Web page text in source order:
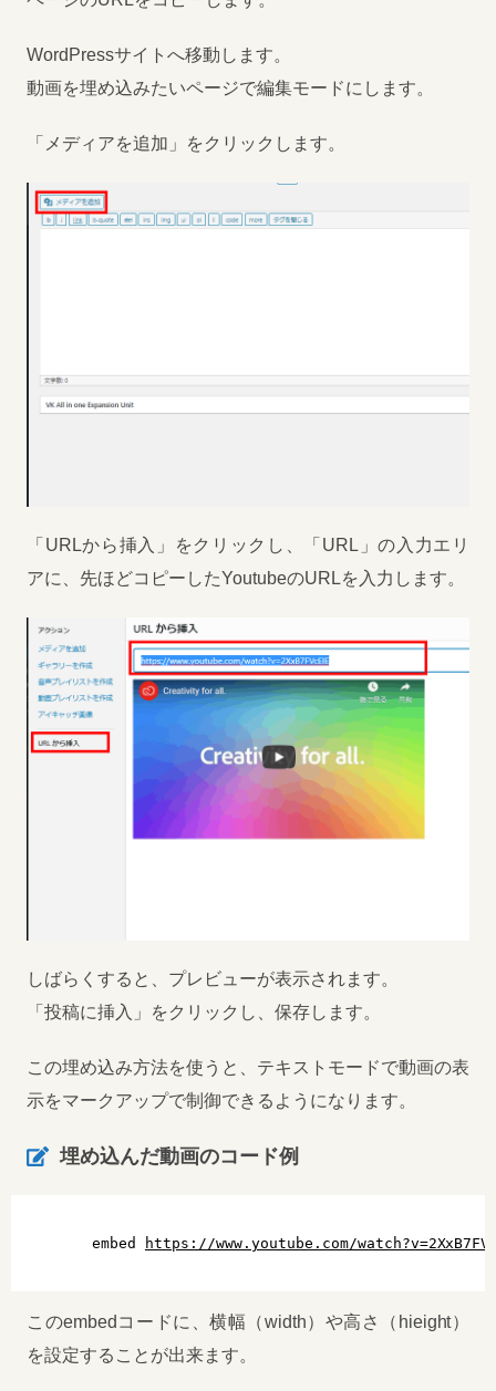
WordPressサイトへ移動します。
動画を埋め込みたいページで編集モードにします。
「メディアを追加」をクリックします。
「URLから挿入」をクリックし、「URL」の入力エリ
アに、先ほどコピーしたYoutubeのURLを入力します。
しばらくすると、プレビューが表示されます。
「投稿に挿入」をクリックし、保存します。
この埋め込み方法を使うと、テキストモードで動画の表
示をマークアップで制御できるようになります。
埋め込んだ動画のコード例
embed https://www.youtube.com/
このembedコードに、横幅（width）や高さ（hieight）
を設定することが出来ます。